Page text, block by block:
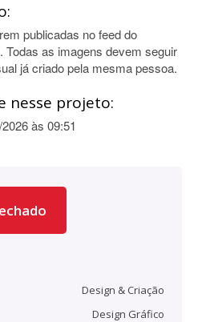
publicadas no feed do
Todas as imagens devem seguir
já criado pela mesma pessoa.
nesse projeto:
às 09:51
Design & Criação
Design Gráfico